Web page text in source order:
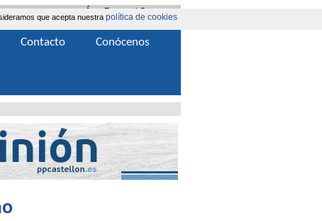
que acepta nuestra política de cookies
|Contacta
Área Extranet
Contacto Conócenos